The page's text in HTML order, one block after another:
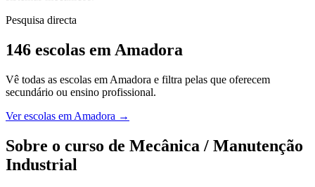
Pesquisa directa
146 escolas em Amadora
Vê todas as escolas em Amadora e filtra pelas que oferecem
secundário ou ensino profissional.
Ver escolas em Amadora →
Sobre o curso de Mecânica / Manutenção
Industrial